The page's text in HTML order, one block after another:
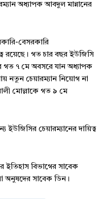
অধ্যাপক আবদুল মান্নানের
বেসরকারি
রয়েছে। গত চার বছর ইউজিসি
গত ৭ মে অবসরে যান অধ্যাপক
নতুন চেয়ারম্যান নিয়োগ না
মোল্লাকে গত ৯ মে
চেয়ারম্যানের দায়িত্ব
ইতিহাস বিভাগের সাবেক
অনুষদের সাবেক ডিন।